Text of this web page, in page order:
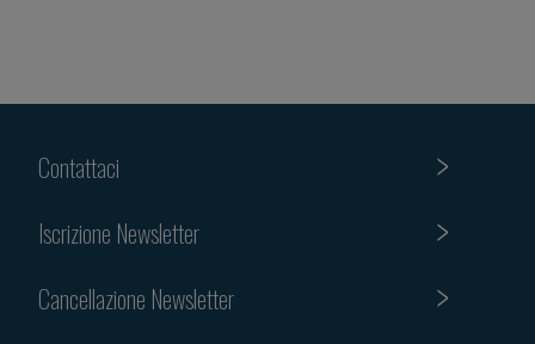
Contattaci
Iscrizione Newsletter
Cancellazione Newsletter